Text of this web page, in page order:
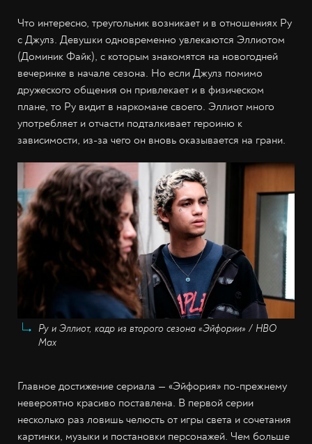
Что интересно, треугольник возникает и в отношениях Ру
с Джулз. Девушки одновременно увлекаются Эллиотом
(Доминик Файк), с которым знакомятся на новогодней
вечеринке в начале сезона. Но если Джулз помимо
дружеского общения он привлекает и в физическом
плане, то Ру видит в наркомане своего. Эллиот много
употребляет и отчасти подталкивает героиню к
зависимости, из-за чего он вновь оказывается на грани.
Ру и Эллиот, кадр из второго сезона «Эйфории» / HBO
Max
Главное достижение сериала — «Эйфория» по-прежнему
невероятно красиво поставлена. В первой серии
несколько раз ловишь челюсть от игры света и сочетания
картинки, музыки и постановки персонажей. Чем больше